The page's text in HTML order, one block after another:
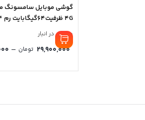
4G ظرفیت64گیگابایت رم 4 گیگابایت
موجود در انبار
29,900,000 تومان –